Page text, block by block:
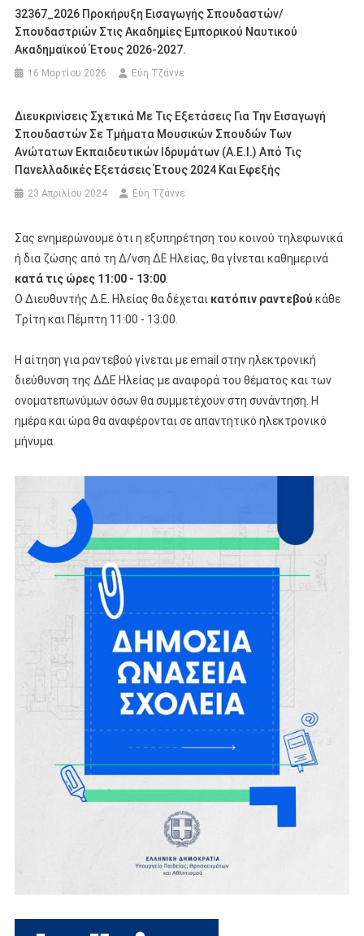
32367_2026 Προκήρυξη Εισαγωγής Σπουδαστών/
Σπουδαστριών Στις Ακαδημίες Εμπορικού Ναυτικού
Ακαδημαϊκού Έτους 2026-2027.
16 Μαρτίου 2026 Εύη Τζάννε
Διευκρινίσεις Σχετικά Με Τις Εξετάσεις Για Την Εισαγωγή
Σπουδαστών Σε Τμήματα Μουσικών Σπουδών Των
Ανώτατων Εκπαιδευτικών Ιδρυμάτων (Α.Ε.Ι.) Από Τις
Πανελλαδικές Εξετάσεις Έτους 2024 Και Εφεξής
23 Απριλίου 2024 Εύη Τζάννε
Σας ενημερώνουμε ότι η εξυπηρέτηση του κοινού τηλεφωνικά
ή δια ζώσης από τη Δ/νση ΔΕ Ηλείας, θα γίνεται καθημερινά
κατά τις ώρες 11:00 - 13:00.
Ο Διευθυντής Δ.Ε. Ηλείας θα δέχεται κατόπιν ραντεβού κάθε
Τρίτη και Πέμπτη 11:00 - 13:00.
Η αίτηση για ραντεβού γίνεται με email στην ηλεκτρονική
διεύθυνση της ΔΔΕ Ηλείας με αναφορά του θέματος και των
ονοματεπωνύμων όσων θα συμμετέχουν στη συνάντηση. Η
ημέρα και ώρα θα αναφέρονται σε απαντητικό ηλεκτρονικό
μήνυμα.